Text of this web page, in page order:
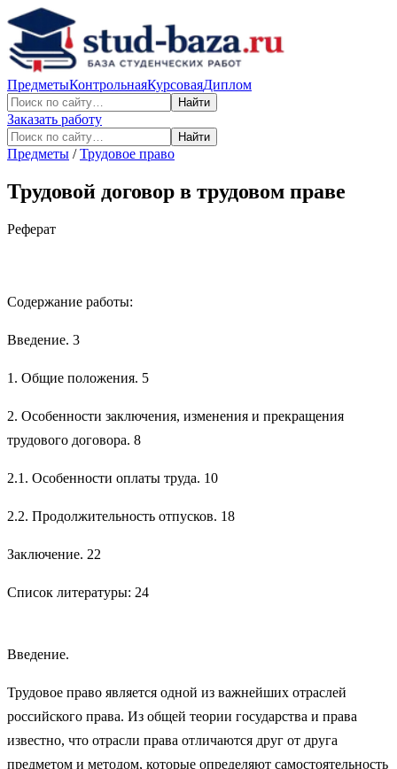
ПредметыКонтрольнаяКурсоваяДиплом
Найти
Заказать работу
Найти
Предметы /Трудовое право
Трудовой договор в трудовом праве
Реферат
Содержание работы:
Введение. 3
1. Общие положения. 5
2. Особенности заключения, изменения и прекращения
трудового договора. 8
2.1. Особенности оплаты труда. 10
2.2. Продолжительность отпусков. 18
Заключение. 22
Список литературы: 24
Введение.
Трудовое право является одной из важнейших отраслей
российского права. Из общей теории государства и права
известно, что отрасли права отличаются друг от друга
предметом и методом, которые определяют самостоятельность